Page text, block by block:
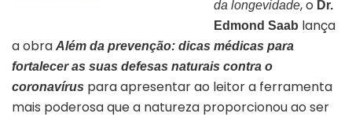
da longevidade, o Dr.
Edmond Saab lança
a obra Além da prevenção: dicas médicas para
fortalecer as suas defesas naturais contra o
coronavírus para apresentar ao leitor a ferramenta
mais poderosa que a natureza proporcionou ao ser